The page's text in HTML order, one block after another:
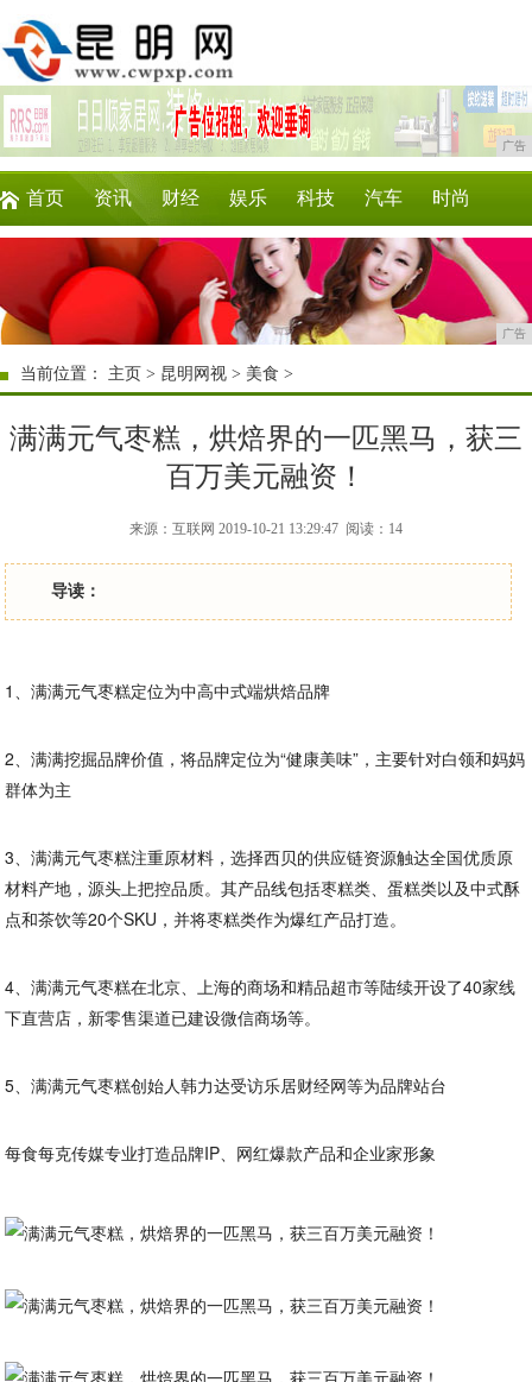
广告
首页 资讯 财经 娱乐 科技 汽车 时尚
游戏 美食 商讯 理财 微商
广告
当前位置： 主页 > 昆明网视 > 美食 >
满满元气枣糕，烘焙界的一匹黑马，获三
百万美元融资！
来源：互联网 2019-10-21 13:29:47 阅读：14
导读：
1、满满元气枣糕定位为中高中式端烘焙品牌
2、满满挖掘品牌价值，将品牌定位为“健康美味”，主要针对白领和妈妈
群体为主
3、满满元气枣糕注重原材料，选择西贝的供应链资源触达全国优质原
材料产地，源头上把控品质。其产品线包括枣糕类、蛋糕类以及中式酥
点和茶饮等20个SKU，并将枣糕类作为爆红产品打造。
4、满满元气枣糕在北京、上海的商场和精品超市等陆续开设了40家线
下直营店，新零售渠道已建设微信商场等。
5、满满元气枣糕创始人韩力达受访乐居财经网等为品牌站台
每食每克传媒专业打造品牌IP、网红爆款产品和企业家形象